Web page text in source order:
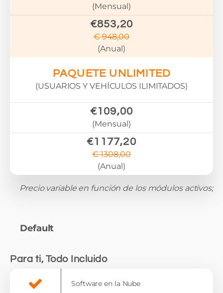
(Mensual)
€853,20
€ 948,00
(Anual)
PAQUETE UNLIMITED
(USUARIOS Y VEHÍCULOS ILIMITADOS)
€109,00
(Mensual)
€1177,20
€ 1308,00
(Anual)
Precio variable en función de los módulos activos;
Default
Para ti, Todo Incluido
Software en la Nube